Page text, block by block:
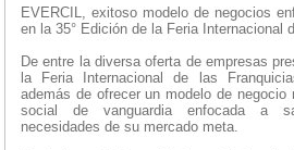
EVERCIL, exitoso modelo de negocios
en la 35° Edición de la Feria Internacional
De entre la diversa oferta de empresas
la Feria Internacional de las
además de ofrecer un modelo de negocio
social de vanguardia enfocada a
necesidades de su mercado meta.